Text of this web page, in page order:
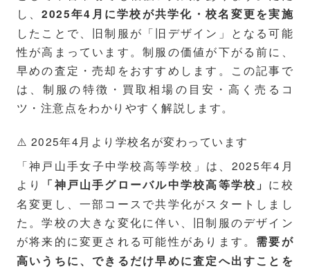
し、2025年4月に学校が共学化・校名変更を実施
したことで、旧制服が「旧デザイン」となる可能
性が高まっています。制服の価値が下がる前に、
早めの査定・売却をおすすめします。この記事で
は、制服の特徴・買取相場の目安・高く売るコ
ツ・注意点をわかりやすく解説します。
⚠️ 2025年4月より学校名が変わっています
「神戸山手女子中学校高等学校」は、2025年4月
より
「神戸山手グローバル中学校高等学校」 に校
名変更し、一部コースで共学化がスタートしまし
た。学校の大きな変化に伴い、旧制服のデザイン
が将来的に変更される可能性があります。 需要が
高いうちに、できるだけ早めに査定へ出すことを